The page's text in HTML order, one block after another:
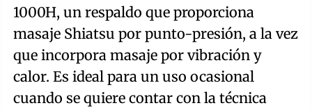
1000H, un respaldo que proporciona
masaje Shiatsu por punto-presión, a la vez
que incorpora masaje por vibración y
calor. Es ideal para un uso ocasional
cuando se quiere contar con la técnica